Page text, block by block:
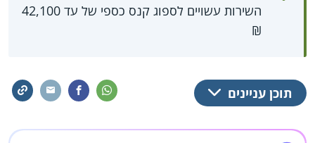
השירות עשויים לספוג קנס כספי של עד 42,100
₪
תוכן עניינים